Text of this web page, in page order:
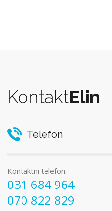
KontaktElin
Telefon
Kontaktni telefon:
031 684 964
070 822 829